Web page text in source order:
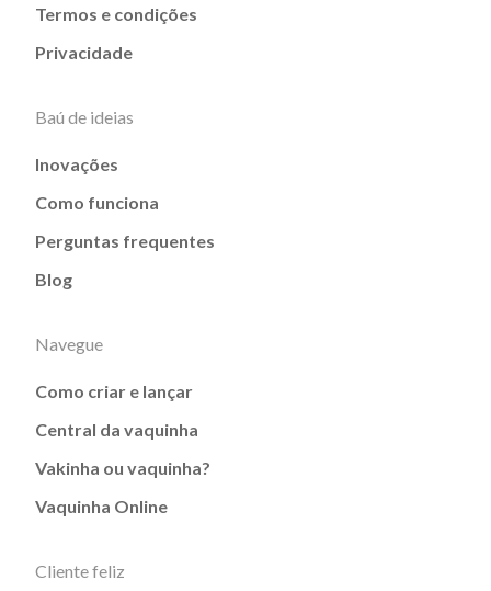
Termos e condições
Privacidade
Baú de ideias
Inovações
Como funciona
Perguntas frequentes
Blog
Navegue
Como criar e lançar
Central da vaquinha
Vakinha ou vaquinha?
Vaquinha Online
Cliente feliz